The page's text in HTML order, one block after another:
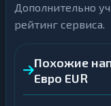
Дополнительно
рейтинг сервиса.
Похожие
Евро EUR